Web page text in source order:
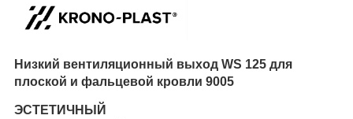
Низкий вентиляционный выход WS 125 для
плоской и фальцевой кровли 9005
ЭСТЕТИЧНЫЙ